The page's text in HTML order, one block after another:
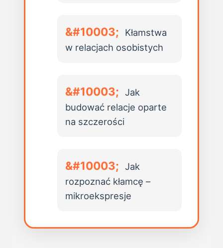
Kłamstwa
w relacjach osobistych
Jak
budować relacje oparte
na szczerości
Jak
rozpoznać kłamcę –
mikroekspresje